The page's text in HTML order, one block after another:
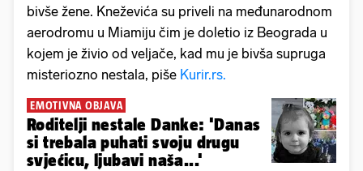
bivše žene. Kneževića su priveli na međunarodnom
aerodromu u Miamiju čim je doletio iz Beograda u
kojem je živio od veljače, kad mu je bivša supruga
misteriozno nestala, piše Kurir.rs.
EMOTIVNA OBJAVA
Roditelji nestale Danke: 'Danas
si trebala puhati svoju drugu
svjećicu, ljubavi naša...'